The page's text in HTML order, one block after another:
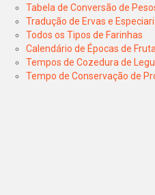
Tabela de Conversão de
Tradução de Ervas e
Todos os Tipos de Farinhas
Calendário de Épocas de
Tempos de Cozedura de
Tempo de Conservação de